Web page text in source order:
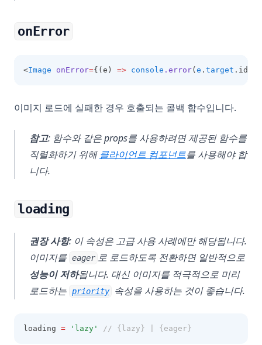
onError
<Image onError={(e) => console .error( e . target .id)}
이미지 로드에 실패한 경우 호출되는 콜백 함수입니다.
참고: 함수와 같은 props를 사용하려면 제공된 함수를
직렬화하기 위해 클라이언트 컴포넌트를 사용해야 합
니다.
loading
권장 사항: 이 속성은 고급 사용 사례에만 해당됩니다.
이미지를 eager 로 로드하도록 전환하면 일반적으로
성능이 저하됩니다. 대신 이미지를 적극적으로 미리
로드하는 priority 속성을 사용하는 것이 좋습니다.
loading = 'lazy' // {lazy} | {eager}